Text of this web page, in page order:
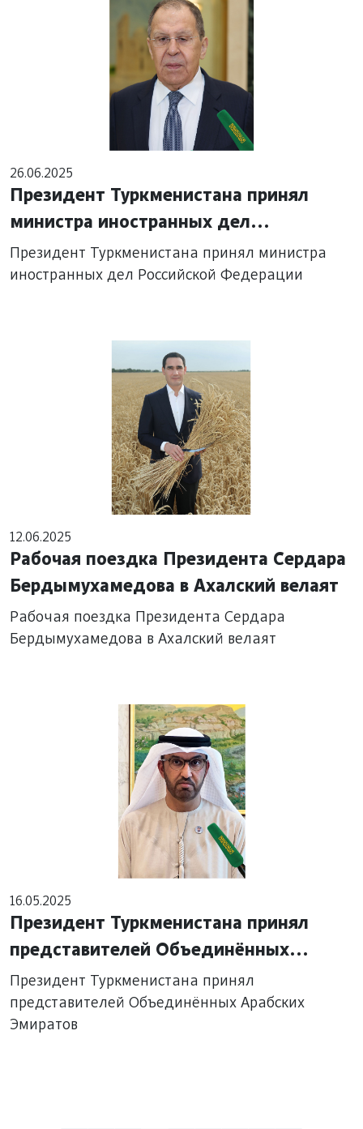
26.06.2025
Президент Туркменистана принял
министра иностранных дел
Российской Федерации
Президент Туркменистана принял министра
иностранных дел Российской Федерации
12.06.2025
Рабочая поездка Президента Сердара
Бердымухамедова в Ахалский велаят
Рабочая поездка Президента Сердара
Бердымухамедова в Ахалский велаят
16.05.2025
Президент Туркменистана принял
представителей Объединённых
Арабских Эмиратов
Президент Туркменистана принял
представителей Объединённых Арабских
Эмиратов